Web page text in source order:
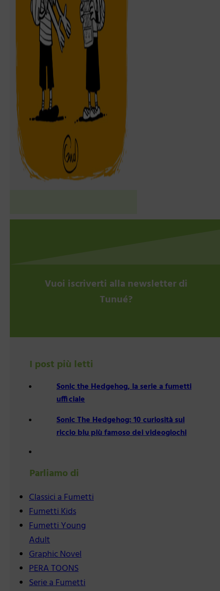
Vuoi iscriverti alla newsletter di
Tunué?
I post più letti
Sonic the Hedgehog, la serie a fumetti
ufficiale
Sonic The Hedgehog: 10 curiosità sul
riccio blu più famoso dei videogiochi
Parliamo di
Classici a Fumetti
Fumetti Kids
Fumetti Young
Adult
Graphic Novel
PERA TOONS
Serie a Fumetti